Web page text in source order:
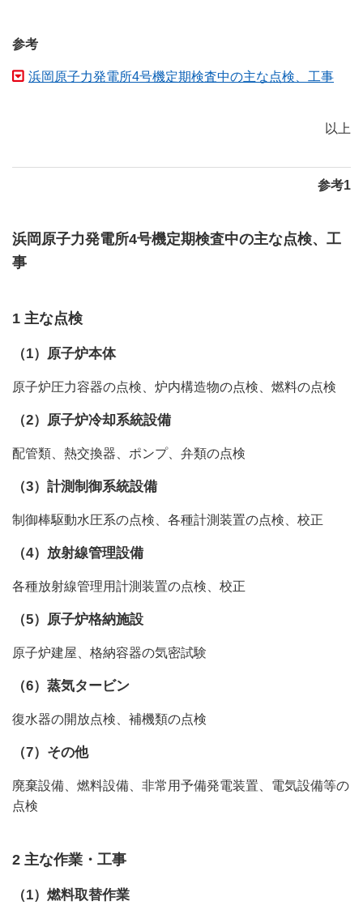
参考
浜岡原子力発電所4号機定期検査中の主な点検、工事
以上
参考1
浜岡原子力発電所4号機定期検査中の主な点検、工
事
1 主な点検
（1）原子炉本体
原子炉圧力容器の点検、炉内構造物の点検、燃料の点検
（2）原子炉冷却系統設備
配管類、熱交換器、ポンプ、弁類の点検
（3）計測制御系統設備
制御棒駆動水圧系の点検、各種計測装置の点検、校正
（4）放射線管理設備
各種放射線管理用計測装置の点検、校正
（5）原子炉格納施設
原子炉建屋、格納容器の気密試験
（6）蒸気タービン
復水器の開放点検、補機類の点検
（7）その他
廃棄設備、燃料設備、非常用予備発電装置、電気設備等の
点検
2 主な作業・工事
（1）燃料取替作業